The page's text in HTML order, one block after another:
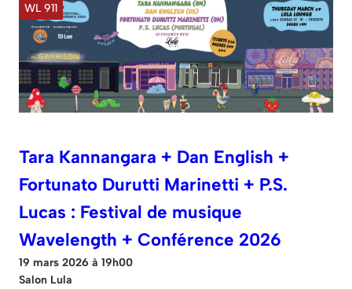
WL 911
Tara Kannangara + Dan English +
Fortunato Durutti Marinetti + P.S.
Lucas : Festival de musique
Wavelength + Conférence 2026
19 mars 2026 à 19h00
Salon Lula